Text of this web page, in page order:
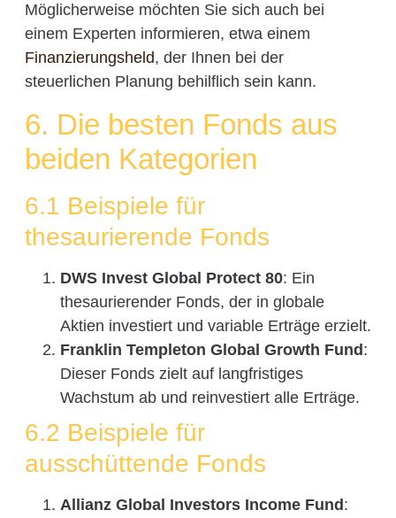
Möglicherweise möchten Sie sich auch bei
einem Experten informieren, etwa einem
Finanzierungsheld, der Ihnen bei der
steuerlichen Planung behilflich sein kann.
6. Die besten Fonds aus
beiden Kategorien
6.1 Beispiele für
thesaurierende Fonds
DWS Invest Global Protect 80: Ein
thesaurierender Fonds, der in globale
Aktien investiert und variable Erträge erzielt.
Franklin Templeton Global Growth Fund:
Dieser Fonds zielt auf langfristiges
Wachstum ab und reinvestiert alle Erträge.
6.2 Beispiele für
ausschüttende Fonds
Allianz Global Investors Income Fund: